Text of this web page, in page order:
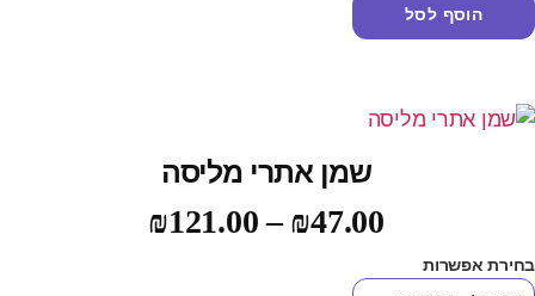
הוסף לסל
שמן אתרי מליסה
₪47.00
–
₪121.00
אפשרות